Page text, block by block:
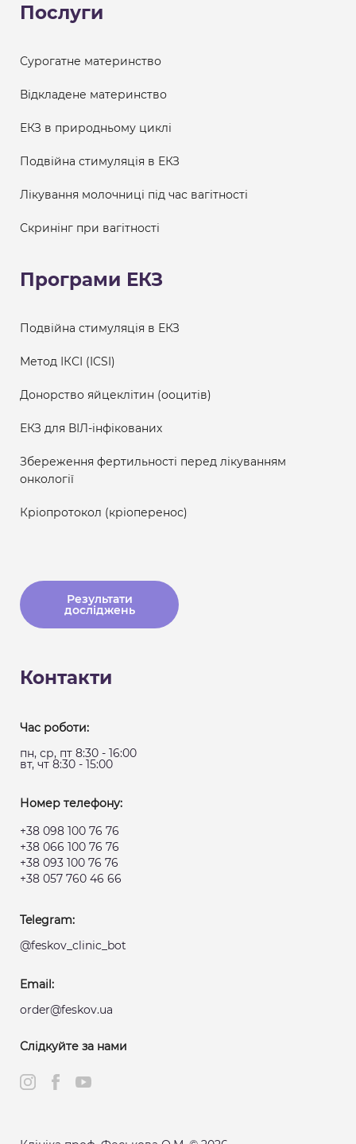
Послуги
Сурогатне материнство
Відкладене материнство
ЕКЗ в природньому циклі
Подвійна стимуляція в ЕКЗ
Лікування молочниці під час вагітності
Скринінг при вагітності
Програми ЕКЗ
Подвійна стимуляція в ЕКЗ
Метод ІКСІ (ICSI)
Донорство яйцеклітин (ооцитів)
ЕКЗ для ВІЛ-інфікованих
Збереження фертильності перед лікуванням
онкології
Кріопротокол (кріоперенос)
Результати
досліджень
Контакти
Час роботи:
пн, ср, пт 8:30 - 16:00
вт, чт 8:30 - 15:00
Номер телефону:
+38 098 100 76 76
+38 066 100 76 76
+38 093 100 76 76
+38 057 760 46 66
Telegram:
@feskov_clinic_bot
Email:
order@feskov.ua
Слідкуйте за нами